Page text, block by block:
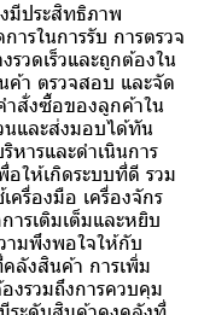
ระสิทธิภาพ
ารในการรับ การตรวจ
วดเร็วและถูกต้องใน
ค้า ตรวจสอบ และจัด
ำสั่งซื้อของลูกค้าใน
และส่งมอบได้ทัน
หารและดำเนินการ
ให้เกิดระบบที่ดี รวม
ครื่องมือ เครื่องจักร
รเติมเต็มและหยิบ
ามพึงพอใจให้กับ
ลังสินค้า การเพิ่ม
งรวมถึงการควบคุม